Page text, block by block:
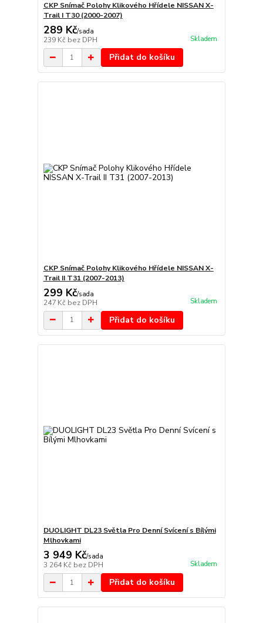
CKP Snímač Polohy Klikového Hřídele NISSAN X-
Trail I T30 (2000-2007)
289 Kč/sada
239 Kč bez DPH Skladem
Přidat do košíku
CKP Snímač Polohy Klikového Hřídele NISSAN X-
Trail II T31 (2007-2013)
299 Kč/sada
247 Kč bez DPH Skladem
Přidat do košíku
DUOLIGHT DL23 Světla Pro Denní Svícení s Bílými
Mlhovkami
3 949 Kč/sada
3 264 Kč bez DPH Skladem
Přidat do košíku